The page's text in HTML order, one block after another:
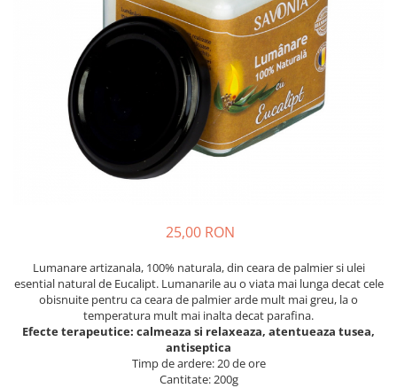
Fructe si legume deshidratate
Ciuperci si Trufe
Sare romaneasca
Uleiuri si Unturi de Corp
Sare de baie
Creme naturale
Remedii naturiste
25,00 RON
Lumanare artizanala, 100% naturala, din ceara de palmier si ulei
esential natural de Eucalipt. Lumanarile au o viata mai lunga decat cele
obisnuite pentru ca ceara de palmier arde mult mai greu, la o
temperatura mult mai inalta decat parafina.
Efecte terapeutice: calmeaza si relaxeaza, atentueaza tusea,
antiseptica
Timp de ardere: 20 de ore
Cantitate: 200g